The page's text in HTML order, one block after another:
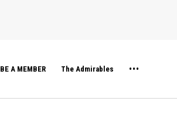
BE A MEMBER The Admirables